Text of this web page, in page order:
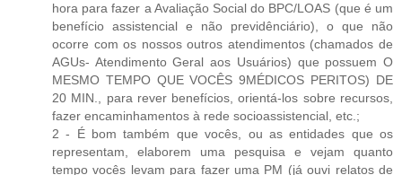
hora para fazer a Avaliação Social do BPC/LOAS (que é um
benefício assistencial e não previdênciário), o que não
ocorre com os nossos outros atendimentos (chamados de
AGUs- Atendimento Geral aos Usuários) que possuem O
MESMO TEMPO QUE VOCÊS 9MÉDICOS PERITOS) DE
20 MIN., para rever benefícios, orientá-los sobre recursos,
fazer encaminhamentos à rede socioassistencial, etc.;
2 - É bom também que vocês, ou as entidades que os
representam, elaborem uma pesquisa e vejam quanto
tempo vocês levam para fazer uma PM (já ouvi relatos de